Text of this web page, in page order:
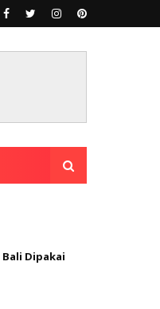
Dipakai